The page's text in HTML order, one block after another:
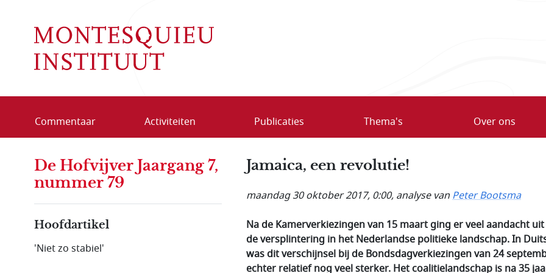
Commentaar Activiteiten Publicaties Thema's Over ons
Jamaica, een revolutie!
maandag 30 oktober 2017, 0:00, analyse vanPeter Bootsma
Na de Kamerverkiezingen van 15 maart ging er veel aandacht
de versplintering in het Nederlandse politieke landschap. In
was dit verschijnsel bij de Bondsdagverkiezingen van 24
echter relatief nog veel sterker. Het coalitielandschap is na 35
De Hofvijver Jaargang 7,
nummer 79
Hoofdartikel
'Niet zo stabiel'